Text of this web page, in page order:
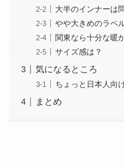
大半のインナーは
やや大きめのラペ
関東なら十分な暖
サイズ感は？
気になるところ
ちょっと日本人向
まとめ